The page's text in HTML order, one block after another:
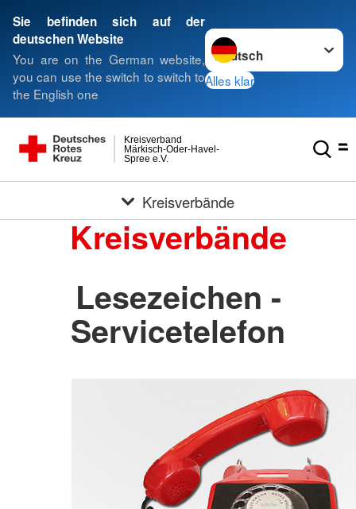
Sie befinden sich auf der
deutschen Website
You are on the German website,
you can use the switch to switch to
the English one
Sprache wechseln zu
Alles klar
Spree e.V.
Märkisch-Oder-Havel-
Kreisverband
Kreisverbände
Kreisverbände
Lesezeichen -
Servicetelefon